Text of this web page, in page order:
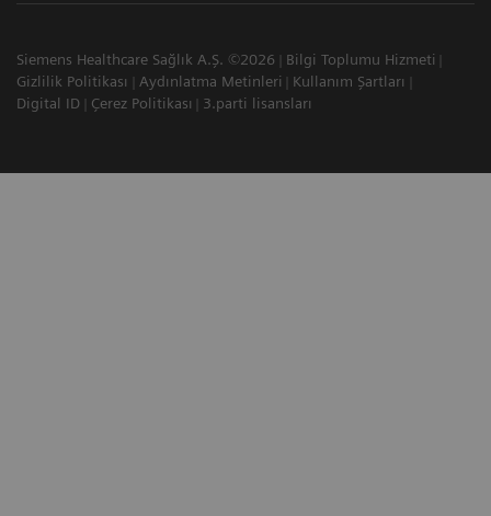
Siemens Healthcare Sağlık A.Ş. ©2026
Bilgi Toplumu Hizmeti
Gizlilik Politikası
Aydınlatma Metinleri
Kullanım Şartları
Digital ID
Çerez Politikası 3.parti lisansları